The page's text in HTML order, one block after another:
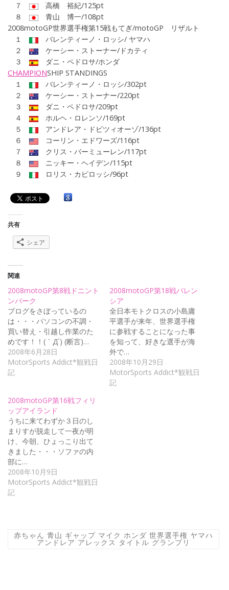
７
高橋 裕紀/125pt
８
青山 博一/108pt
2008motoGP世界選手権第15戦もてぎ/motoGP リザルト
１
バレンティーノ・ロッシ/ ヤマハ
２
ケーシー・ストーナー/ドカティ
３
ダニ・ペドロサ/ホンダ
CHAMPIONSHIP STANDINGS
１
バレンティーノ・ロッシ/302pt
２
ケーシー・ストーナー/220pt
３
ダニ・ペドロサ/209pt
４
ホルヘ・ロレンソ/169pt
５
アンドレア・ドビツィオーゾ/136pt
６
コーリン・エドワーズ/116pt
７
クリス・バーミューレン/117pt
８
ニッキー・ヘイデン/115pt
９
ロリス・カピロッシ/96pt
共有
シェア
関連
2008motoGP第8戦ドニント
ンパーク
ブログをさぼっているの
は・・・パソコンの不調・
買い替え・引越し作業のた
めです！！(｀Д´) (断言)…
2008年6月28日
MotorSports Addict*観戦日
記
2008motoGP第18戦バレン
シア
全日本モトクロスの小島庸
平選手が来年、世界選手権
に参戦することになった事
を知って、好きな選手が海
外で…
2008年10月29日
MotorSports Addict*観戦日
記
2008motoGP第16戦フィリ
ップアイランド
うちに来てわずか３日のし
まりすが脱走して一夜が明
け、今朝、ひょっこり出て
きました・・・ソファの内
部に…
2008年10月9日
MotorSports Addict*観戦日
記
赤ちゃん 青山 ギャップ マイク ホンダ 世界選手権 ヤマハ
アンドレア アレックス タイトル グランプリ